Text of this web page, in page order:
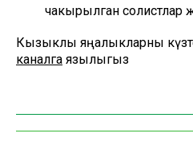
чакырылган солистлар
Кызыклы яңалыкларны
каналга язылыгыз